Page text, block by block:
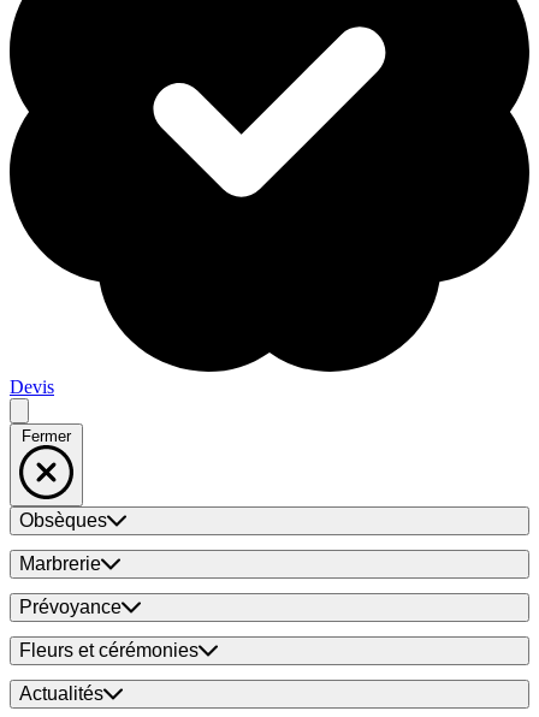
Devis
Fermer
Obsèques
Marbrerie
Prévoyance
Fleurs et cérémonies
Actualités